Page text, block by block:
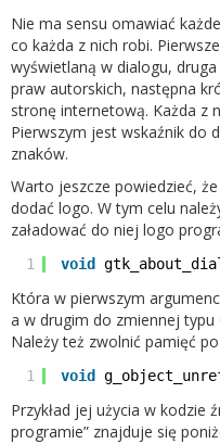
Nie ma sensu omawiać
co każda z nich robi.
wyświetlaną w dialogu,
praw autorskich, następna
stronę internetową. Każda z
Pierwszym jest wskaźnik do
znaków.
Warto jeszcze powiedzieć,
dodać logo. W tym celu
załadować do niej logo
1 void
Która w pierwszym
a w drugim do zmiennej
Należy też zwolnić pamięć
1 void
Przykład jej użycia w kodzie
programie” znajduje się